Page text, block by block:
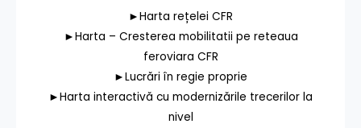
►Harta rețelei CFR
►Harta – Cresterea mobilitatii pe reteaua
feroviara CFR
►Lucrări în regie proprie
►Harta interactivă cu modernizările trecerilor la
nivel